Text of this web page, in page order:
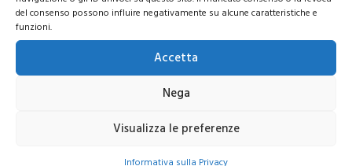
del consenso possono influire negativamente su alcune caratteristiche e
funzioni.
Accetta
Nega
Visualizza le preferenze
Informativa sulla Privacy